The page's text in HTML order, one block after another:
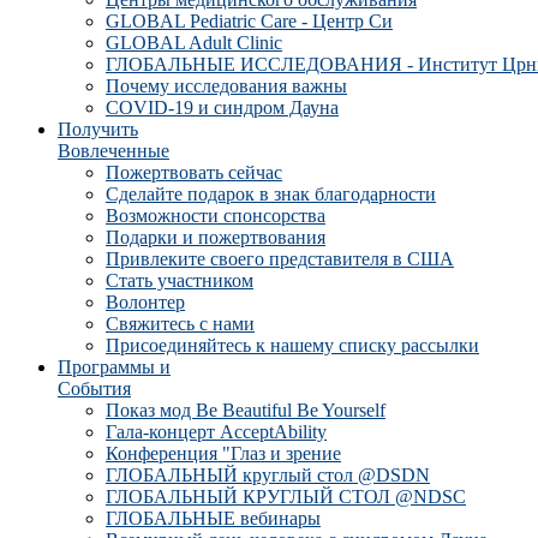
GLOBAL Pediatric Care - Центр Си
GLOBAL Adult Clinic
ГЛОБАЛЬНЫЕ ИССЛЕДОВАНИЯ - Институт
Почему исследования важны
COVID-19 и синдром Дауна
Получить
Вовлеченные
Пожертвовать сейчас
Сделайте подарок в знак благодарности
Возможности спонсорства
Подарки и пожертвования
Привлеките своего представителя в США
Стать участником
Волонтер
Свяжитесь с нами
Присоединяйтесь к нашему списку рассылки
Программы и
События
Показ мод Be Beautiful Be Yourself
Гала-концерт AcceptAbility
Конференция "Глаз и зрение
ГЛОБАЛЬНЫЙ круглый стол @DSDN
ГЛОБАЛЬНЫЙ КРУГЛЫЙ СТОЛ @NDSC
ГЛОБАЛЬНЫЕ вебинары